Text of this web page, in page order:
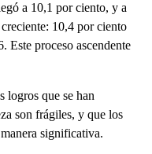
a 10,1 por ciento, y a
10,4 por ciento
Este proceso ascendente
logros que se han
son frágiles, y que los
significativa.